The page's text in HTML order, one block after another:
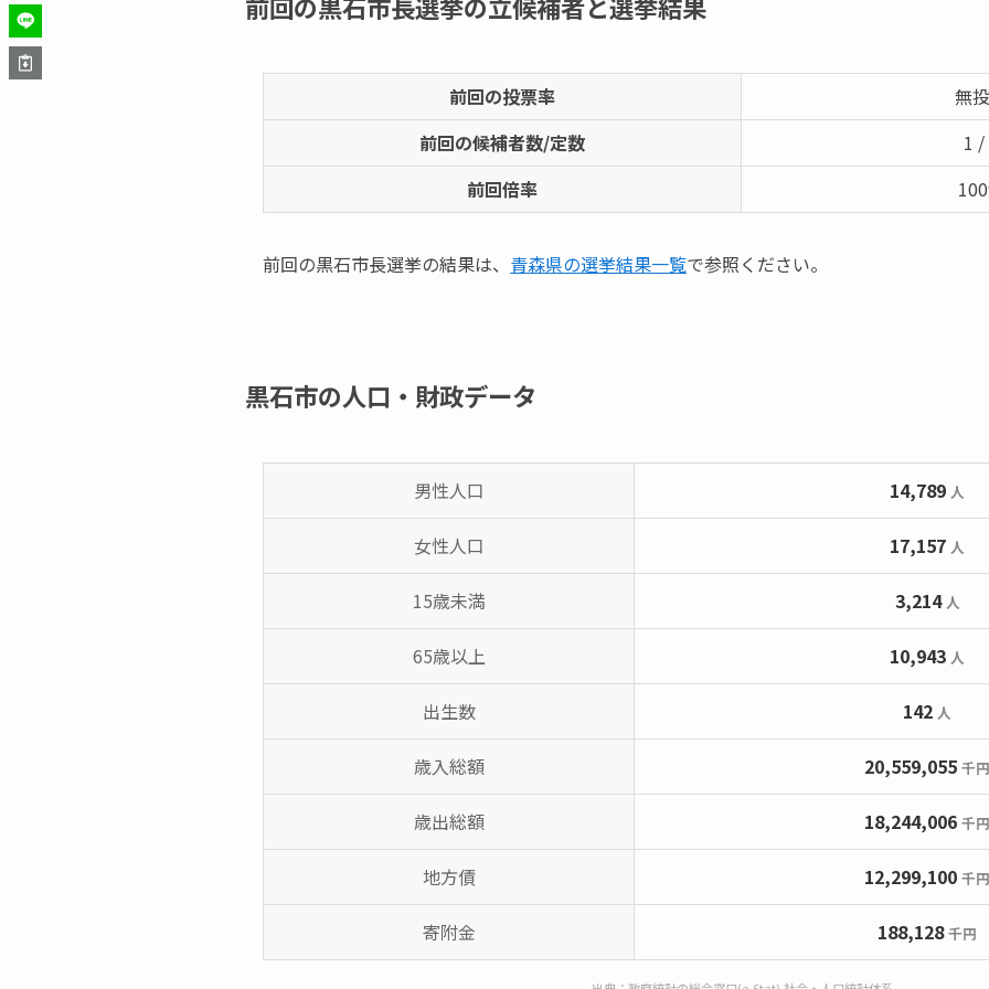
前回の投票率
無
前回の候補者数/定数
1 /
前回倍率
前回の黒石市長選挙の結果は、 青森県の選挙結果一覧で参照ください。
黒石市の人口・財政データ
男性人口 14,789 人
女性人口 17,157 人
15歳未満 3,214人
65歳以上 10,943 人
出生数 142 人
歳入総額 20,559,055 千円
歳出総額 18,244,006 千円
地方債 12,299,100 千円
寄附金 188,128千円